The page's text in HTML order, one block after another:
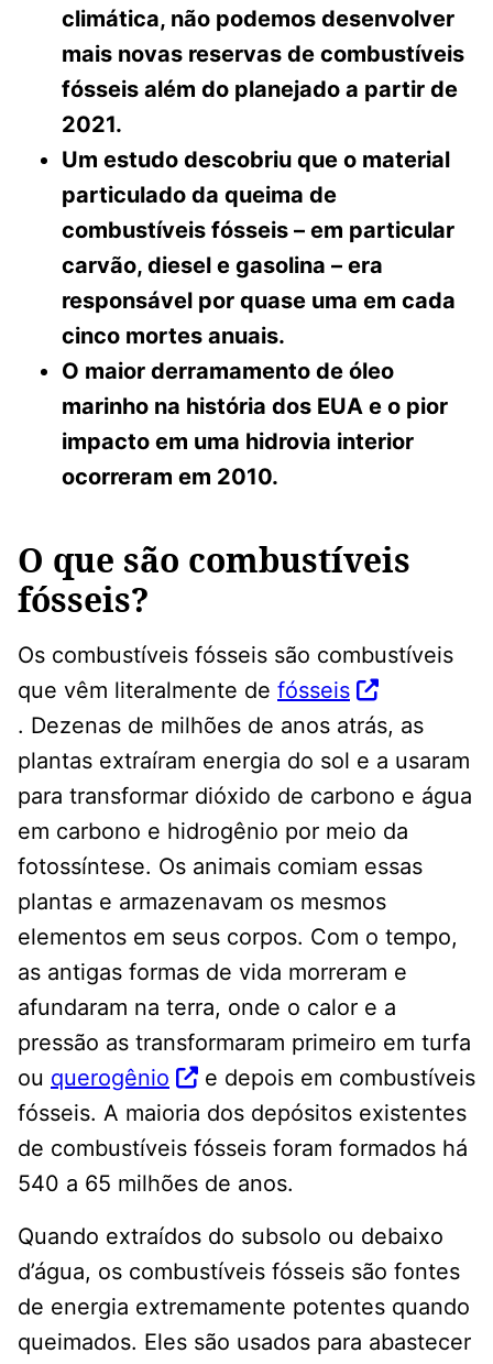
climática, não podemos desenvolver
mais novas reservas de combustíveis
fósseis além do planejado a partir de
2021.
Um estudo descobriu que o material
particulado da queima de
combustíveis fósseis – em particular
carvão, diesel e gasolina – era
responsável por quase uma em cada
cinco mortes anuais.
O maior derramamento de óleo
marinho na história dos EUA e o pior
impacto em uma hidrovia interior
ocorreram em 2010.
O que são combustíveis
fósseis?
Os combustíveis fósseis são combustíveis
que vêm literalmente de fósseis
. Dezenas de milhões de anos atrás, as
plantas extraíram energia do sol e a usaram
para transformar dióxido de carbono e água
em carbono e hidrogênio por meio da
fotossíntese. Os animais comiam essas
plantas e armazenavam os mesmos
elementos em seus corpos. Com o tempo,
as antigas formas de vida morreram e
afundaram na terra, onde o calor e a
pressão as transformaram primeiro em turfa
ou querogênio
e depois em combustíveis
fósseis. A maioria dos depósitos existentes
de combustíveis fósseis foram formados há
540 a 65 milhões de anos.
Quando extraídos do subsolo ou debaixo
d’água, os combustíveis fósseis são fontes
de energia extremamente potentes quando
queimados. Eles são usados ​​para abastecer